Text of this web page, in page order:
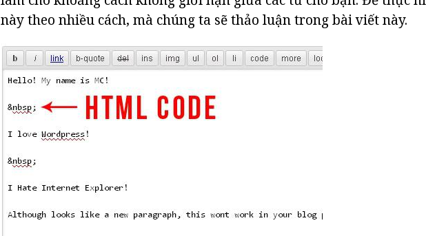
này theo nhiều cách, mà chúng ta sẽ thảo luận trong bài viết này.